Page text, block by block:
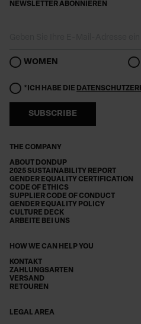
THE COMPANY
ABOUT DONDUP
2025 SUSTAINABILITY REPORT
GENDER EQUALITY CERTIFICATION
CODE OF ETHICS
SUPPLIER CODE OF CONDUCT
GENDER EQUALITY POLICY
CULTURE DECK
ARBEITE BEI UNS
HOW WE CAN HELP YOU
KONTAKT
ZAHLUNGSARTEN
VERSAND
RETOUREN
LEGAL AREA
NEWSLETTER ABONNIEREN
WOMEN
*ICH HABE DIE
SUBSCRIBE